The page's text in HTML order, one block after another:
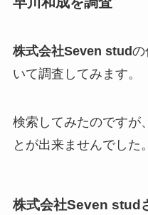
株式会社Seven studの
いて調査してみます。
検索してみたのですが
とが出来ませんでした。
株式会社Seven stud